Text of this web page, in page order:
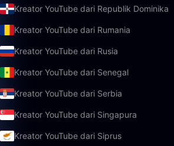
Kreator YouTube dari Republik Dominika
Kreator YouTube dari Rumania
Kreator YouTube dari Rusia
Kreator YouTube dari Senegal
Kreator YouTube dari Serbia
Kreator YouTube dari Singapura
Kreator YouTube dari Siprus